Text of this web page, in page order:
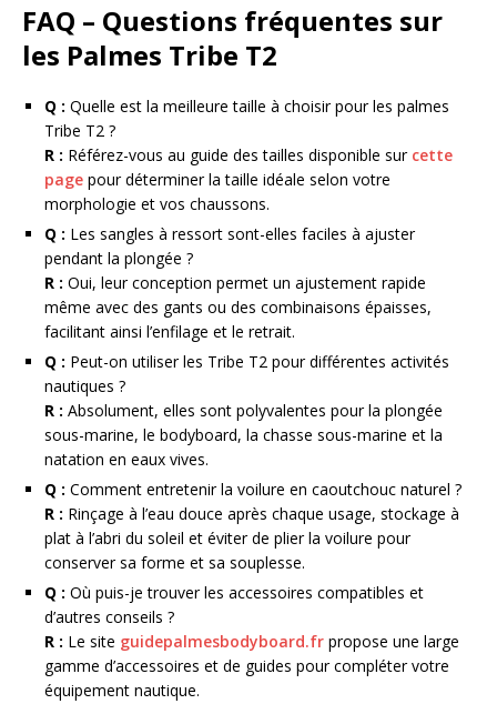
FAQ – Questions fréquentes sur
les Palmes Tribe T2
Q : Quelle est la meilleure taille à choisir pour les palmes
Tribe T2 ?
R : Référez-vous au guide des tailles disponible sur cette
page pour déterminer la taille idéale selon votre
morphologie et vos chaussons.
Q : Les sangles à ressort sont-elles faciles à ajuster
pendant la plongée ?
R : Oui, leur conception permet un ajustement rapide
même avec des gants ou des combinaisons épaisses,
facilitant ainsi l’enfilage et le retrait.
Q : Peut-on utiliser les Tribe T2 pour différentes activités
nautiques ?
R : Absolument, elles sont polyvalentes pour la plongée
sous-marine, le bodyboard, la chasse sous-marine et la
natation en eaux vives.
Q : Comment entretenir la voilure en caoutchouc naturel ?
R : Rinçage à l’eau douce après chaque usage, stockage à
plat à l’abri du soleil et éviter de plier la voilure pour
conserver sa forme et sa souplesse.
Q : Où puis-je trouver les accessoires compatibles et
d’autres conseils ?
R : Le site guidepalmesbodyboard.fr propose une large
gamme d’accessoires et de guides pour compléter votre
équipement nautique.